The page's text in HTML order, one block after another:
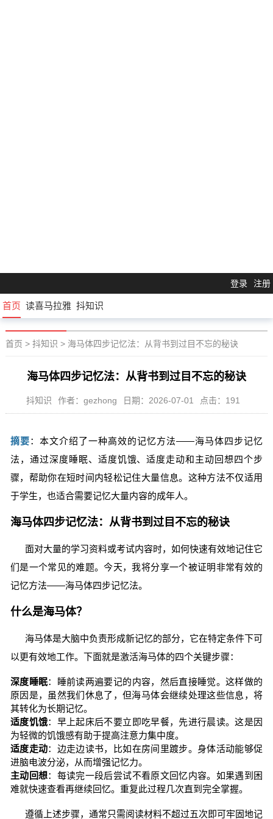
登录 注册
首页 读喜马拉雅 抖知识
首页 > 抖知识 > 海马体四步记忆法：从背书到过目不忘的秘诀
海马体四步记忆法：从背书到过目不忘的秘诀
抖知识 作者：gezhong 日期：2026-07-01 点击：191
摘要：本文介绍了一种高效的记忆方法——海马体四步记忆
法，通过深度睡眠、适度饥饿、适度走动和主动回想四个步
骤，帮助你在短时间内轻松记住大量信息。这种方法不仅适用
于学生，也适合需要记忆大量内容的成年人。
海马体四步记忆法：从背书到过目不忘的秘诀
面对大量的学习资料或考试内容时，如何快速有效地记住它
们是一个常见的难题。今天，我将分享一个被证明非常有效的
记忆方法——海马体四步记忆法。
什么是海马体？
海马体是大脑中负责形成新记忆的部分，它在特定条件下可
以更有效地工作。下面就是激活海马体的四个关键步骤：
深度睡眠：睡前读两遍要记的内容，然后直接睡觉。这样做的
原因是，虽然我们休息了，但海马体会继续处理这些信息，将
其转化为长期记忆。
适度饥饿：早上起床后不要立即吃早餐，先进行晨读。这是因
为轻微的饥饿感有助于提高注意力集中度。
适度走动：边走边读书，比如在房间里踱步。身体活动能够促
进脑电波分泌，从而增强记忆力。
主动回想：每读完一段后尝试不看原文回忆内容。如果遇到困
难就快速查看再继续回忆。重复此过程几次直到完全掌握。
遵循上述步骤，通常只需阅读材料不超过五次即可牢固地记